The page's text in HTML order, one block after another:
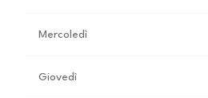
Mercoledì
Giovedì